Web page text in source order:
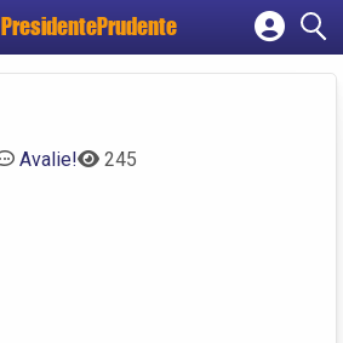
PresidentePrudente
Cadastrar empresa
Avalie! 245